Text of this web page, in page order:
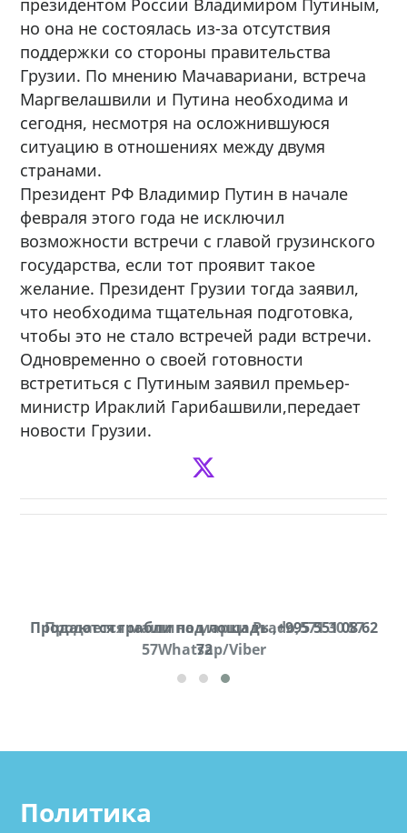
президентом России Владимиром Путиным,
но она не состоялась из-за отсутствия
поддержки со стороны правительства
Грузии. По мнению Мачавариани, встреча
Маргвелашвили и Путина необходима и
сегодня, несмотря на осложнившуюся
ситуацию в отношениях между двумя
странами.
Президент РФ Владимир Путин в начале
февраля этого года не исключил
возможности встречи с главой грузинского
государства, если тот проявит такое
желание. Президент Грузии тогда заявил,
что необходима тщательная подготовка,
чтобы это не стало встречей ради встречи.
Одновременно о своей готовности
встретиться с Путиным заявил премьер-
министр Ираклий Гарибашвили,передает
новости Грузии.
Продается машина марки Prado,571 30 57
57Whatsap/Viber
Продаются грабли под лощадь ,+995 551 08 62
72
Политика